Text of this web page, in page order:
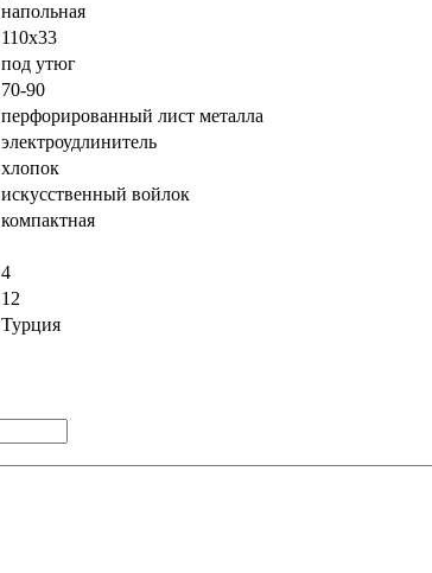
напольная
110х33
под утюг
70-90
перфорированный лист металла
электроудлинитель
хлопок
искусственный войлок
компактная
4
12
Турция